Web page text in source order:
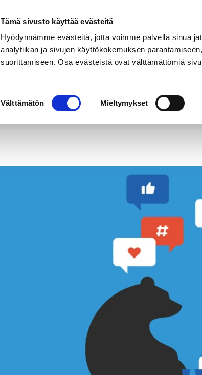
Tämä sivusto käyttää evästeitä
Hyödynnämme evästeitä, jotta voimme palvella sinua
analytiikan ja sivujen käyttökokemuksen
suorittamiseen. Osa evästeistä ovat välttämättömiä
valinta
Välttämätön Mieltymykset